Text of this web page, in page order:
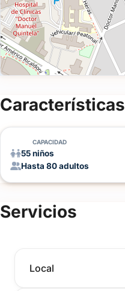
Características
CAPACIDAD
55 niños
Hasta 80 adultos
Servicios
Local